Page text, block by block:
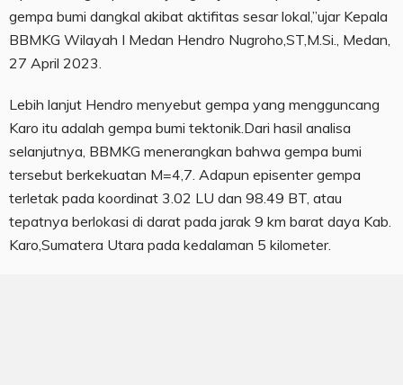
gempa bumi dangkal akibat aktifitas sesar lokal,”ujar Kepala
BBMKG Wilayah I Medan Hendro Nugroho,ST,M.Si., Medan,
27 April 2023.
Lebih lanjut Hendro menyebut gempa yang mengguncang
Karo itu adalah gempa bumi tektonik.Dari hasil analisa
selanjutnya, BBMKG menerangkan bahwa gempa bumi
tersebut berkekuatan M=4,7. Adapun episenter gempa
terletak pada koordinat 3.02 LU dan 98.49 BT, atau
tepatnya berlokasi di darat pada jarak 9 km barat daya Kab.
Karo,Sumatera Utara pada kedalaman 5 kilometer.